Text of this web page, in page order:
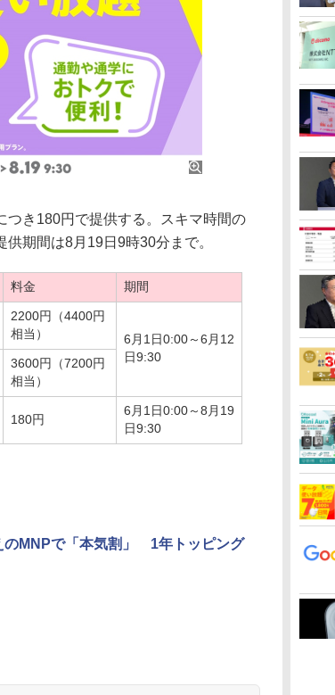
き180円で提供する。スキマ時間の
期間は8月19日9時30分まで。
料金 期間
2200円（4400円
相当）
6月1日0:00～6月12
日9:30
3600円（7200円
相当）
180円
6月1日0:00～8月19
日9:30
のMNPで「本気割」 1年トッピング